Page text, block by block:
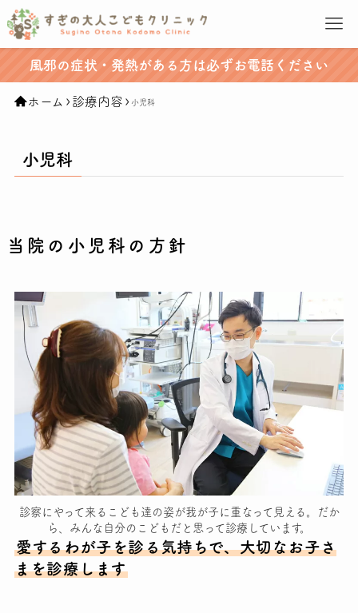
風邪の症状・発熱がある方は必ずお電話ください
ホーム 診療内容 小児科
小児科
当院の小児科の方針
診察にやって来るこども達の姿が我が子に重なって見える。だか
ら、みんな自分のこどもだと思って診療しています。
愛するわが子を診る気持ちで、大切なお子さ
まを診療します